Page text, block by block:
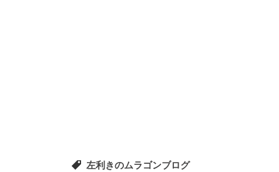
左利きのムラゴンブログ